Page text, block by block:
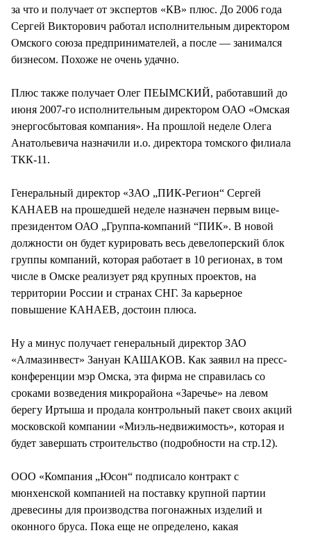
за что и получает от экспертов «КВ» плюс. До 2006 года
Сергей Викторович работал исполнительным директором
Омского союза предпринимателей, а после — занимался
бизнесом. Похоже не очень удачно.
Плюс также получает Олег ПЕЫМСКИЙ, работавший до
июня 2007-го исполнительным директором ОАО «Омская
энергосбытовая компания». На прошлой неделе Олега
Анатольевича назначили и.о. директора томского филиала
ТКК-11.
Генеральный директор «ЗАО „ПИК-Регион“ Сергей
КАНАЕВ на прошедшей неделе назначен первым вице-
президентом ОАО „Группа-компаний “ПИК». В новой
должности он будет курировать весь девелоперский блок
группы компаний, которая работает в 10 регионах, в том
числе в Омске реализует ряд крупных проектов, на
территории России и странах СНГ. За карьерное
повышение КАНАЕВ, достоин плюса.
Ну а минус получает генеральный директор ЗАО
«Алмазинвест» Зануан КАШАКОВ. Как заявил на пресс-
конференции мэр Омска, эта фирма не справилась со
сроками возведения микрорайона «Заречье» на левом
берегу Иртыша и продала контрольный пакет своих акций
московской компании «Миэль-недвижимость», которая и
будет завершать строительство (подробности на стр.12).
ООО «Компания „Юсон“ подписало контракт с
мюнхенской компанией на поставку крупной партии
древесины для производства погонажных изделий и
оконного бруса. Пока еще не определено, какая